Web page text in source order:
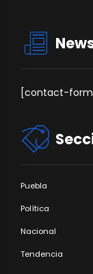
[contact-form-
Puebla
Política
Nacional
Tendencia